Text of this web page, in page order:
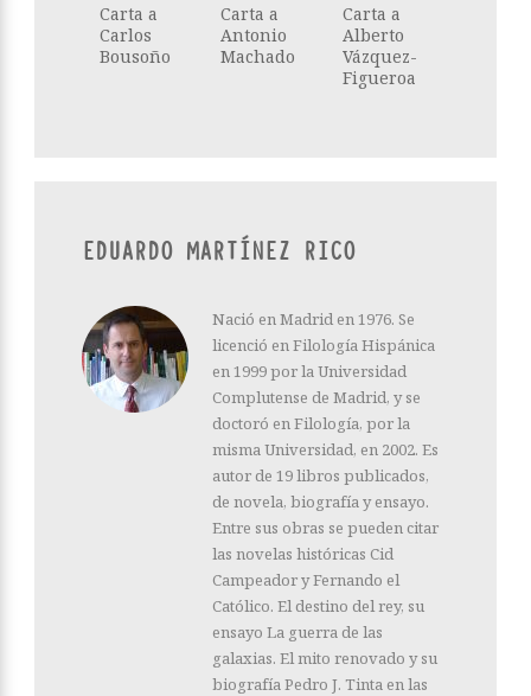
Carta a
Carlos
Bousoño
Carta a
Antonio
Machado
Carta a
Alberto
Vázquez-
Figueroa
EDUARDO MARTÍNEZ RICO
Nació en Madrid en 1976. Se
licenció en Filología Hispánica
en 1999 por la Universidad
Complutense de Madrid, y se
doctoró en Filología, por la
misma Universidad, en 2002. Es
autor de 19 libros publicados,
de novela, biografía y ensayo.
Entre sus obras se pueden citar
las novelas históricas Cid
Campeador y Fernando el
Católico. El destino del rey, su
ensayo La guerra de las
galaxias. El mito renovado y su
biografía Pedro J. Tinta en las